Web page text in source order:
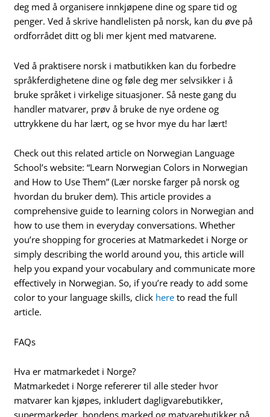
deg med å organisere innkjøpene dine og spare tid og
penger. Ved å skrive handlelisten på norsk, kan du øve på
ordforrådet ditt og bli mer kjent med matvarene.
Ved å praktisere norsk i matbutikken kan du forbedre
språkferdighetene dine og føle deg mer selvsikker i å
bruke språket i virkelige situasjoner. Så neste gang du
handler matvarer, prøv å bruke de nye ordene og
uttrykkene du har lært, og se hvor mye du har lært!
Check out this related article on Norwegian Language
School’s website: “Learn Norwegian Colors in Norwegian
and How to Use Them” (Lær norske farger på norsk og
hvordan du bruker dem). This article provides a
comprehensive guide to learning colors in Norwegian and
how to use them in everyday conversations. Whether
you’re shopping for groceries at Matmarkedet i Norge or
simply describing the world around you, this article will
help you expand your vocabulary and communicate more
effectively in Norwegian. So, if you’re ready to add some
color to your language skills, click here to read the full
article.
FAQs
Hva er matmarkedet i Norge?
Matmarkedet i Norge refererer til alle steder hvor
matvarer kan kjøpes, inkludert dagligvarebutikker,